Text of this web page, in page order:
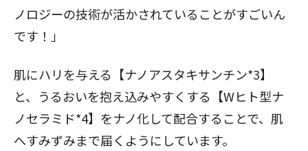
ノロジーの技術が活かされていることがすごいん
です！」
肌にハリを与える【ナノアスタキサンチン*3】
と、うるおいを抱え込みやすくする【Wヒト型ナ
ノセラミド*4】をナノ化して配合することで、肌
へすみずみまで届くようにしています。